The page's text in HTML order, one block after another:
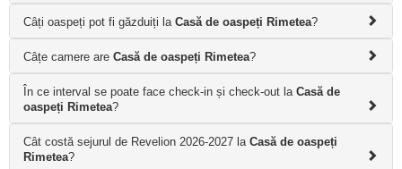
Câți oaspeți pot fi găzduiți la Casă de oaspeți Rimetea?
Câțe camere are Casă de oaspeți Rimetea?
În ce interval se poate face check-in și check-out la Casă de
oaspeți Rimetea?
Cât costă sejurul de Revelion 2026-2027 la Casă de oaspeți
Rimetea?